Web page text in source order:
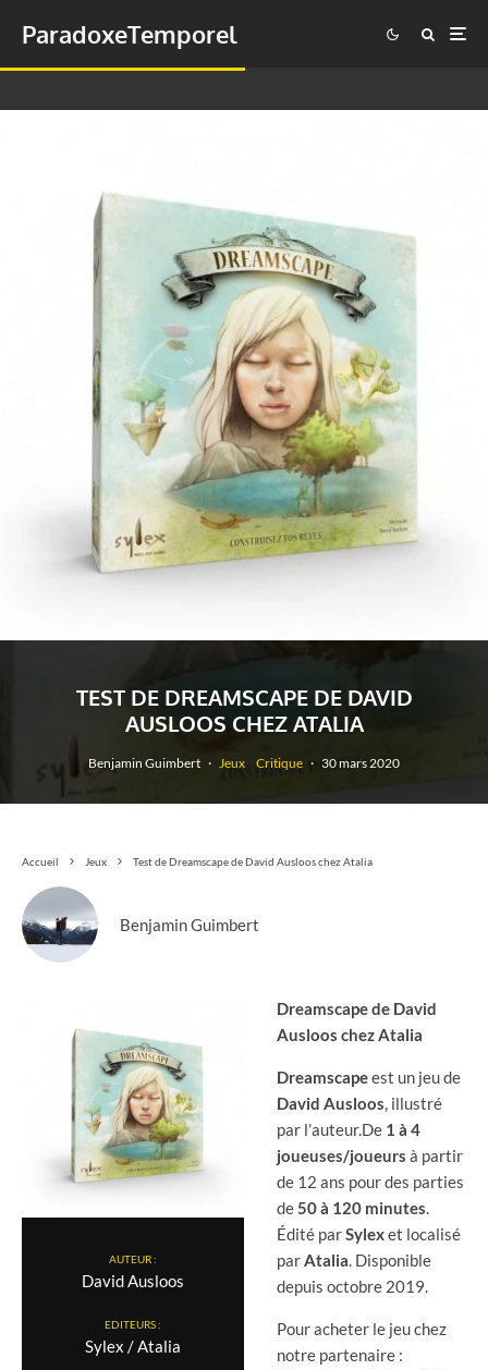
ParadoxeTemporel
TEST DE DREAMSCAPE DE DAVID
AUSLOOS CHEZ ATALIA
Benjamin Guimbert · Jeux Critique · 30 mars 2020
Accueil Jeux Test de Dreamscape de David Ausloos chez Atalia
Benjamin Guimbert
AUTEUR :
David Ausloos
EDITEURS :
Sylex / Atalia
Dreamscape de David
Ausloos chez Atalia
Dreamscapeest un jeu de
David Ausloos, illustré
par l’auteur.De 1 à 4
joueuses/joueurs à partir
de 12 ans pour des parties
de50 à 120 minutes.
Édité parSylexet localisé
parAtalia. Disponible
depuis octobre 2019.
Pour acheter le jeu chez
notre partenaire :